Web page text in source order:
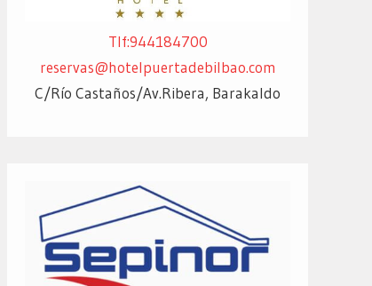
Tlf:944184700
reservas@hotelpuertadebilbao.com
C/Río Castaños/Av.Ribera, Barakaldo